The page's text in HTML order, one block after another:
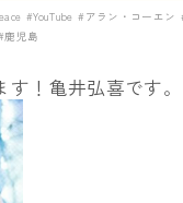
YouTube アラン・コーエン
鹿児島
！亀井弘喜です。